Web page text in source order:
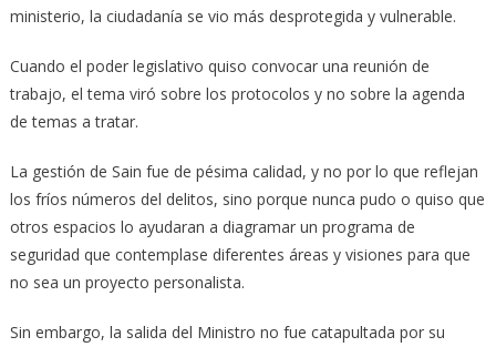
ministerio, la ciudadanía se vio más desprotegida y vulnerable.
Cuando el poder legislativo quiso convocar una reunión de
trabajo, el tema viró sobre los protocolos y no sobre la agenda
de temas a tratar.
La gestión de Sain fue de pésima calidad, y no por lo que reflejan
los fríos números del delitos, sino porque nunca pudo o quiso que
otros espacios lo ayudaran a diagramar un programa de
seguridad que contemplase diferentes áreas y visiones para que
no sea un proyecto personalista.
Sin embargo, la salida del Ministro no fue catapultada por su